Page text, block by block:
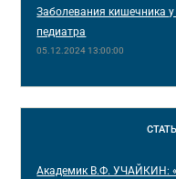
Заболевания кишечника у
педиатра
05.12.2024 13:00:00
Академик В.Ф. УЧАЙКИН: